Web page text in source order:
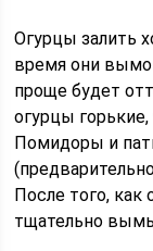
Огурцы залить
время они
проще будет
огурцы
Помидоры и
После того,
тщательно